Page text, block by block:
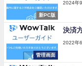
新PC版
2024年
管理画面
決済
2022年